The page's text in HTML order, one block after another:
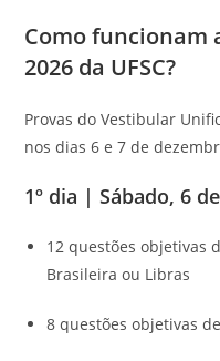
Como funcionam
2026 da UFSC?
Provas do Vestibular
nos dias 6 e 7 de
1º dia | Sábado, 6
12 questões objetivas
Brasileira ou Libras
8 questões objetivas